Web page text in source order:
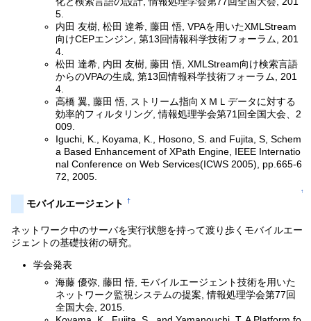
5.
内田 友樹, 松田 達希, 藤田 悟, VPAを用いたXMLStream
向けCEPエンジン, 第13回情報科学技術フォーラム, 201
4.
松田 達希, 内田 友樹, 藤田 悟, XMLStream向け検索言語
からのVPAの生成, 第13回情報科学技術フォーラム, 201
4.
高橋 翼, 藤田 悟, ストリーム指向ＸＭＬデータに対する
効率的フィルタリング, 情報処理学会第71回全国大会、2
009.
Iguchi, K., Koyama, K., Hosono, S. and Fujita, S, Schem
a Based Enhancement of XPath Engine, IEEE Internatio
nal Conference on Web Services(ICWS 2005), pp.665-6
72, 2005.
↑
モバイルエージェント †
ネットワーク中のサーバを実行状態を持って渡り歩くモバイルエー
ジェントの基礎技術の研究。
学会発表
海藤 優弥, 藤田 悟, モバイルエージェント技術を用いた
ネットワーク監視システムの提案, 情報処理学会第77回
全国大会, 2015.